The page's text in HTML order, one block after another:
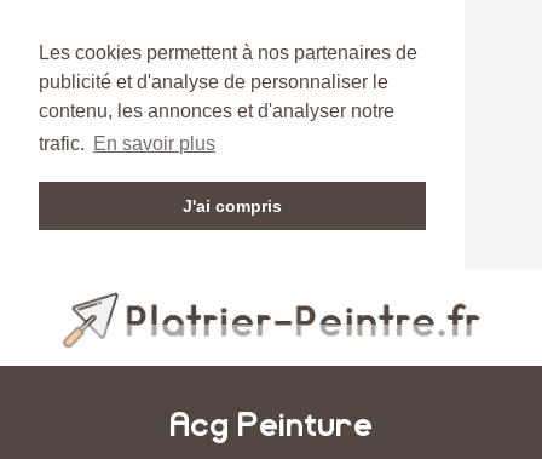
Les cookies permettent à nos partenaires de
publicité et d'analyse de personnaliser le
contenu, les annonces et d'analyser notre
trafic. En savoir plus
J'ai compris
Acg Peinture